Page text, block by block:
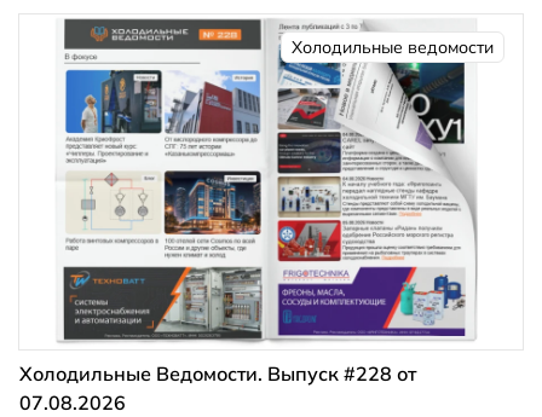
Холодильные ведомости
Холодильные Ведомости. Выпуск #228 от
07.08.2026